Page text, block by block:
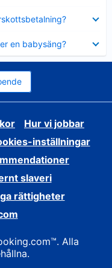
en babysäng?
Hur vi jobbar
inställningar
slaveri
rättigheter
Alla